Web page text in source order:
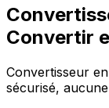
Convertir
Convertisseur
sécurisé,